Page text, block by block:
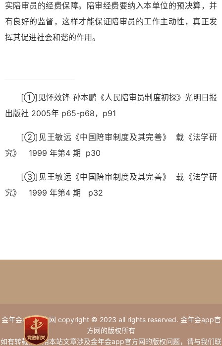
实陪审员的经费保障。陪审经费要纳入本单位的预决算，并
有良好的监督，这样才能保证陪审员的工作主动性，真正发
挥其促进社会和谐的作用。
[①] 见怀效锋 孙本鹏《人民陪审员制度初探》光明日报
出版社 2005年 p65-p68，p91
[②] 见王敏远《中国陪审制度及其完善》 载《法学研
究》 1999 年第4 期 p30
[③] 见王敏远《中国陪审制度及其完善》 载《法学研
究》 1999 年第4 期 p32
金年会app官方网 copyright © 2023 all rights reserved. 金年会app官
方网的版权所有
如有转载或引用本站文章涉及金年会app官方网的版权问题，请与我们联